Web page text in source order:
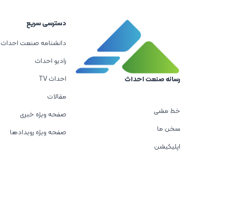
رسانه صنعت احداث
خط مشی
سخن ما
اپلیکیشن
دسترسی سریع
دانشنامه صنعت احداث
رادیو احداث
احداث TV
مقالات
صفحه ویژه خبری
صفحه ویژه رویدادها